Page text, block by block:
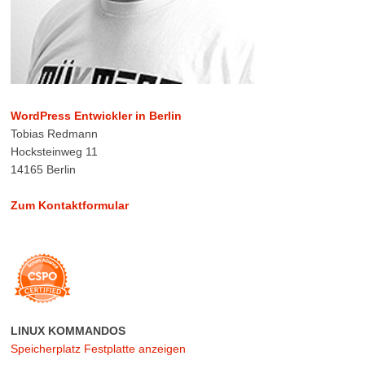
WordPress Entwickler in Berlin
Tobias Redmann
Hocksteinweg 11
14165 Berlin
Zum Kontaktformular
LINUX KOMMANDOS
Speicherplatz Festplatte anzeigen